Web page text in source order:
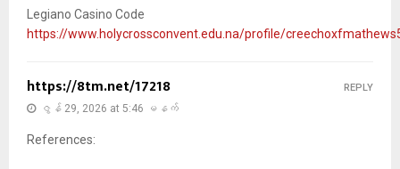
Legiano Casino Code
https://www.holycrossconvent.edu.na/profile/
https://8tm.net/17218
ဇွန် 29, 2026 at 5:46 မနက်
References:
REPLY